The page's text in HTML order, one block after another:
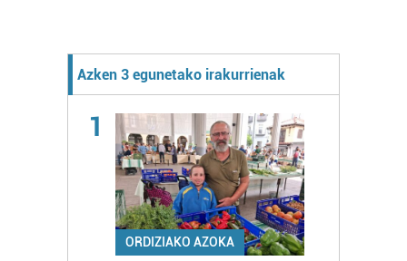
Azken 3 egunetako irakurrienak
1
ORDIZIAKO AZOKA